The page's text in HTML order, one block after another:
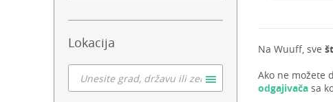
Lokacija Na Wuuff, sve
Ako ne možete
odgajivača sa